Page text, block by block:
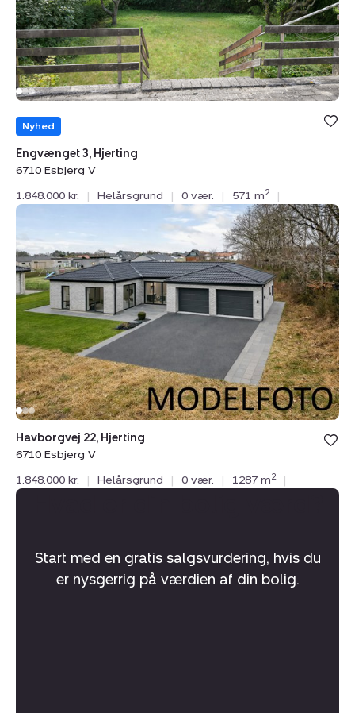
V
Nyhed
Engvænget 3, Hjerting
6710 Esbjerg V
1.848.000 kr.
| Helårsgrund | 0 vær. | 571 m2 |
22,
Hjerting,
6710
Esbjerg
V
Havborgvej 22, Hjerting
6710 Esbjerg V
1.848.000 kr.
| Helårsgrund | 0 vær. | 1287 m2 |
Start med en gratis salgsvurdering, hvis du
er nysgerrig på værdien af din bolig.